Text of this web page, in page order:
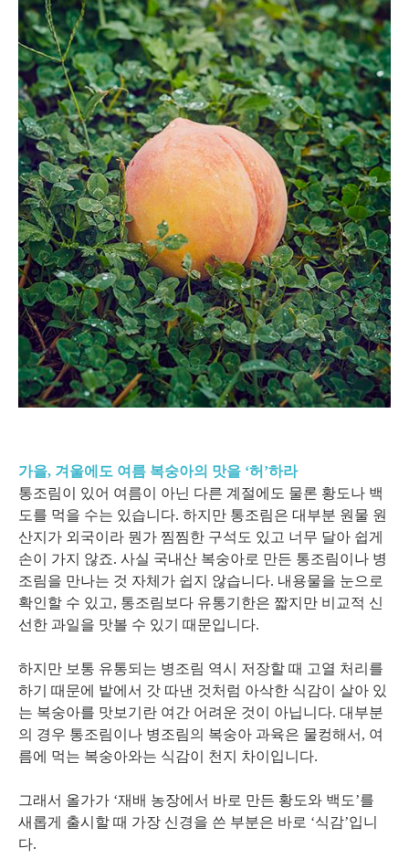
가을, 겨울에도 여름 복숭아의 맛을 ‘허’하라
통조림이 있어 여름이 아닌 다른 계절에도 물론 황도나 백
도를 먹을 수는 있습니다. 하지만 통조림은 대부분 원물 원
산지가 외국이라 뭔가 찜찜한 구석도 있고 너무 달아 쉽게
손이 가지 않죠. 사실 국내산 복숭아로 만든 통조림이나 병
조림을 만나는 것 자체가 쉽지 않습니다. 내용물을 눈으로
확인할 수 있고, 통조림보다 유통기한은 짧지만 비교적 신
선한 과일을 맛볼 수 있기 때문입니다.
하지만 보통 유통되는 병조림 역시 저장할 때 고열 처리를
하기 때문에 밭에서 갓 따낸 것처럼 아삭한 식감이 살아 있
는 복숭아를 맛보기란 여간 어려운 것이 아닙니다. 대부분
의 경우 통조림이나 병조림의 복숭아 과육은 물컹해서, 여
름에 먹는 복숭아와는 식감이 천지 차이입니다.
그래서 올가가 ‘재배 농장에서 바로 만든 황도와 백도’를
새롭게 출시할 때 가장 신경을 쓴 부분은 바로 ‘식감’입니
다.